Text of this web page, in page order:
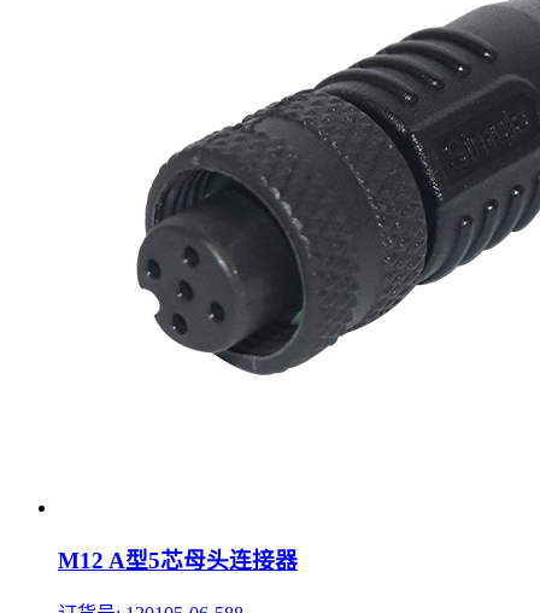
M12 A型5芯母头连接器